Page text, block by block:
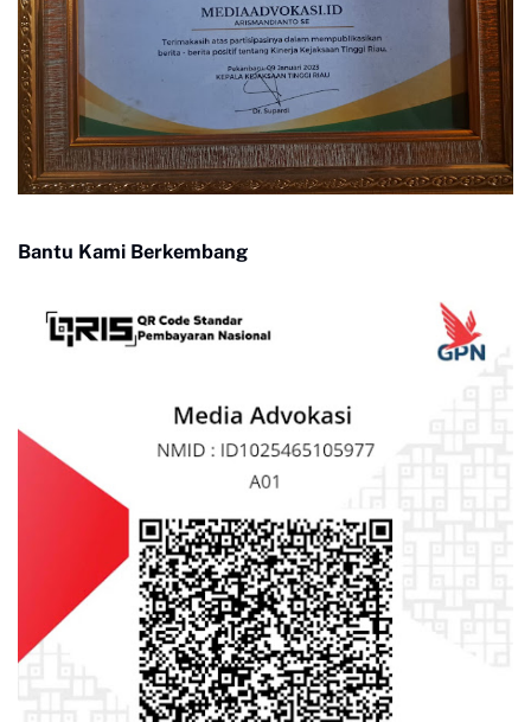
Bantu Kami Berkembang